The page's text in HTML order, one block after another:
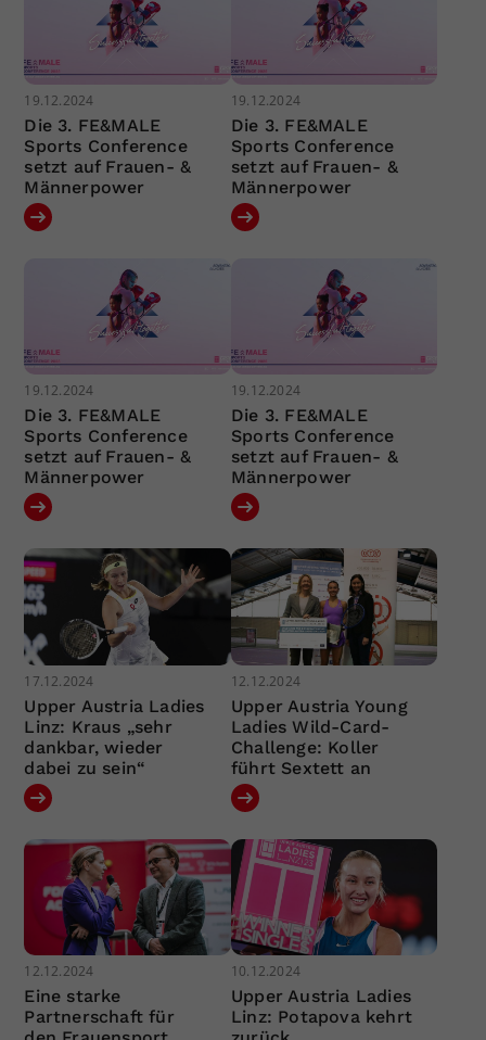
19.12.2024
Die 3. FE&MALE
Sports Conference
setzt auf Frauen- &
Männerpower
19.12.2024
Die 3. FE&MALE
Sports Conference
setzt auf Frauen- &
Männerpower
19.12.2024
Die 3. FE&MALE
Sports Conference
setzt auf Frauen- &
Männerpower
19.12.2024
Die 3. FE&MALE
Sports Conference
setzt auf Frauen- &
Männerpower
17.12.2024
Upper Austria Ladies
Linz: Kraus „sehr
dankbar, wieder
dabei zu sein“
12.12.2024
Upper Austria Young
Ladies Wild-Card-
Challenge: Koller
führt Sextett an
12.12.2024
Eine starke
Partnerschaft für
10.12.2024
Upper Austria Ladies
Linz: Potapova kehrt